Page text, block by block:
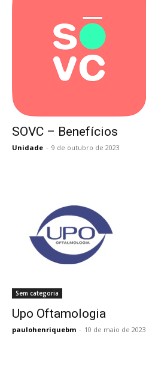
SOVC – Benefícios
Unidade - 9 de outubro de 2023
Sem categoria
Upo Oftamologia
paulohenriquebm - 10 de maio de 2023